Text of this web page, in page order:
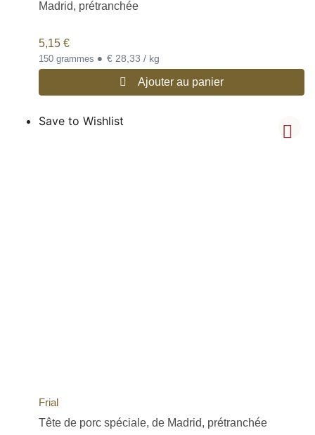
Madrid, prétranchée
5,15 €
150 grammes • € 28,33 / kg
Ajouter au panier
Save to Wishlist
Frial
Tête de porc spéciale, de Madrid, prétranchée